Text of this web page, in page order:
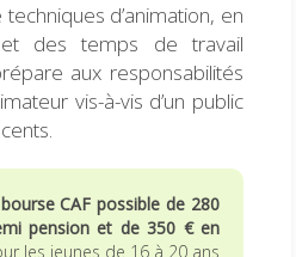
d’animation, en
et des temps de travail
aux responsabilités
vis-à-vis d’un public
CAF possible de 280
pension et de 350 € en
les jeunes de 16 à 20 ans